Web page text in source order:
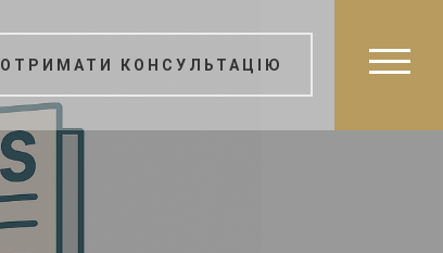
ОТРИМАТИ КОНСУЛЬТАЦІЮ